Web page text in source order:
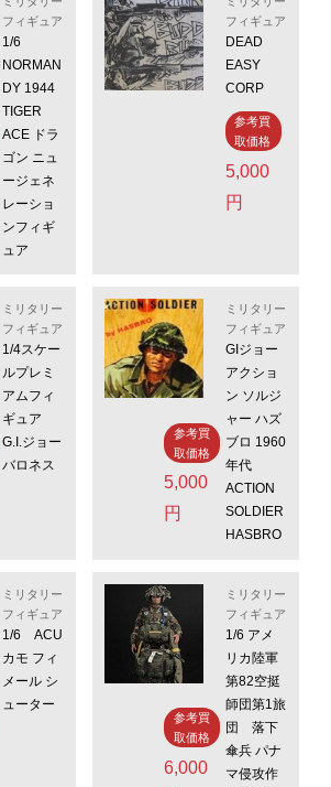
フィギュア
1/6
NORMAN
DY 1944
TIGER
ACE ドラ
ゴン ニュ
ージェネ
レーショ
ンフィギ
ュア
フィギュア
DEAD
EASY
CORP
参考買
取価格
5,000
円
ミリタリー
フィギュア
1/4スケー
ルプレミ
アムフィ
ギュア
G.I.ジョー
バロネス
ミリタリー
フィギュア
GIジョー
アクショ
ン ソルジ
ャー ハズ
ブロ 1960
年代
ACTION
SOLDIER
HASBRO
参考買
取価格
5,000
円
ミリタリー
フィギュア
1/6 ACU
カモ フィ
メール シ
ューター
ミリタリー
フィギュア
1/6 アメ
リカ陸軍
第82空挺
師団第1旅
団 落下
傘兵 パナ
マ侵攻作
参考買
取価格
6,000